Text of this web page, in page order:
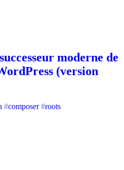
moderne de
(version
composer
roots